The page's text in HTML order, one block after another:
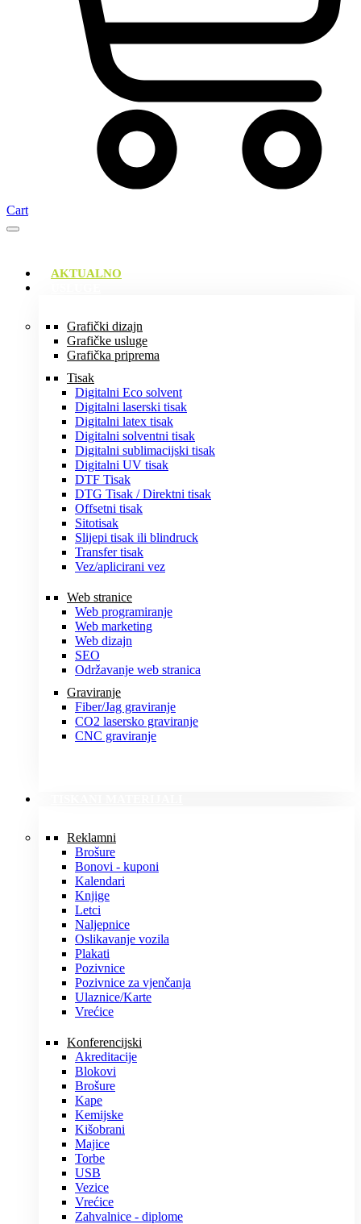
Cart
AKTUALNO
Grafički dizajn
Grafičke usluge
Grafička priprema
Tisak
Digitalni Eco solvent
Digitalni laserski tisak
Digitalni latex tisak
Digitalni solventni tisak
Digitalni sublimacijski tisak
Digitalni UV tisak
DTF Tisak
DTG Tisak / Direktni tisak
Offsetni tisak
Sitotisak
Slijepi tisak ili blindruck
Transfer tisak
Vez/aplicirani vez
Web stranice
Web programiranje
Web marketing
Web dizajn
SEO
Održavanje web stranica
Graviranje
Fiber/Jag graviranje
CO2 lasersko graviranje
CNC graviranje
Reklamni
Brošure
Bonovi - kuponi
Kalendari
Knjige
Letci
Naljepnice
Oslikavanje vozila
Plakati
Pozivnice
Pozivnice za vjenčanja
Ulaznice/Karte
Vrećice
Konferencijski
Akreditacije
Blokovi
Brošure
Kape
Kemijske
Kišobrani
Majice
Torbe
USB
Vezice
Vrećice
Zahvalnice - diplome